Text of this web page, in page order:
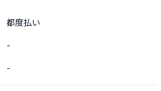
都度払い
-
-